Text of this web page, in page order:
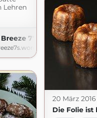
Lehren
7's | Lizerls
20 März 2016
Die Folie ist